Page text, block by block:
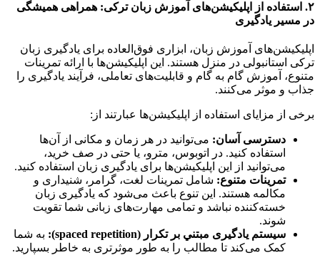
۲. استفاده از اپلیکیشن‌های آموزش زبان ترکی: همراهی همیشگی
در مسیر یادگیری
اپلیکیشن‌های آموزش زبان، ابزاری فوق‌العاده برای یادگیری زبان
ترکی استانبولی در منزل هستند. این اپلیکیشن‌ها با ارائه تمرینات
متنوع، آموزش گام به گام و قابلیت‌های تعاملی، فرآیند یادگیری را
جذاب و موثر می‌کنند.
برخی از مزایای استفاده از اپلیکیشن‌ها عبارتند از:
دسترسی آسان: می‌توانید در هر زمان و مکانی از آن‌ها
استفاده کنید. در اتوبوس، مترو، یا حتی در صف خرید،
می‌توانید از این اپلیکیشن‌ها برای یادگیری زبان استفاده کنید.
تمرینات متنوع: شامل تمرینات لغت، گرامر، شنیداری و
مکالمه هستند. این تنوع باعث می‌شود که یادگیری زبان
خسته‌کننده نباشد و تمامی مهارت‌های زبانی شما تقویت
شوند.
سیستم یادگیری مبتني بر تكرار (spaced repetition):
به شما
کمک می‌کند تا مطالب را به طور موثرتری به خاطر بسپارید.